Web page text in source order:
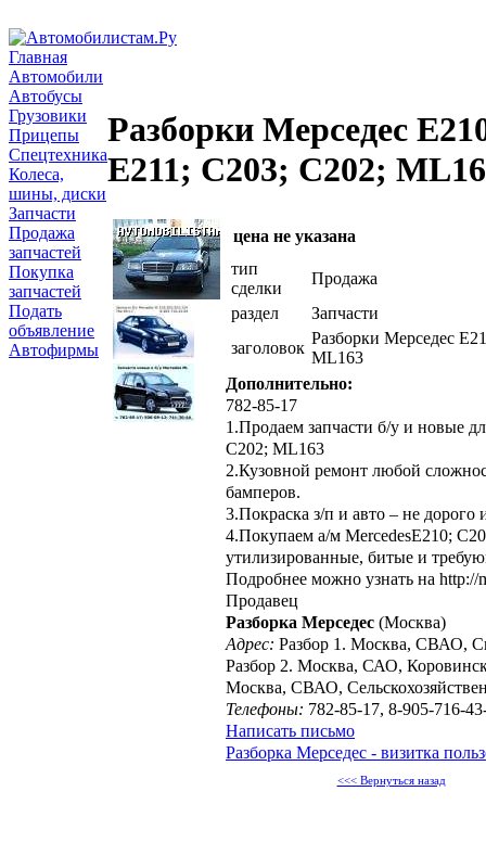
Главная
Автомобили
Автобусы
Грузовики
Прицепы
Спецтехника
Колеса,
шины, диски
Запчасти
Продажа
запчастей
Покупка
запчастей
Подать
объявление
Автофирмы
Разборки Мерседес
Е211; C203; C202;
цена не указана
тип
сделки
Продажа
раздел
Запчасти
заголовок
Разборки Мерседес
ML163
Дополнительно:
782-85-17
1.Продаем запчасти б/у и новые
C202; ML163
2.Кузовной ремонт любой
бамперов.
3.Покраска з/п и авто – не дорого
4.Покупаем а/м MercedesЕ210;
утилизированные, битые и
Подробнее можно узнать на http://
Продавец
Разборка Мерседес (Москва)
Адрес: Разбор 1. Москва, СВАО,
Разбор 2. Москва, САО,
Москва, СВАО,
Телефоны: 782-85-17, 8-905-716-
Написать письмо
Разборка Мерседес - визитка
<<< Вернуться назад